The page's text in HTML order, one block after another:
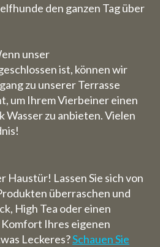
den ganzen Tag über
unser
ist, können wir
zu unserer Terrasse
um Ihrem Vierbeiner einen
Wasser zu anbieten. Vielen
Haustür! Lassen Sie sich von
überraschen und
High Tea oder einen
Ihres eigenen
Leckeres?Schauen Sie